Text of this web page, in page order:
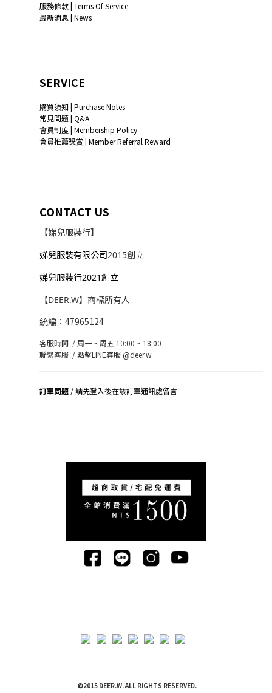
服務條款 | Terms Of Service
最新消息 | News
SERVICE
購買須知 | Purchase Notes
常見問題 | Q&A
會員制度 | Membership Policy
會員推薦獎賞 | Member Referral Reward
CONTACT US
【娣兒服裝行】
娣兒服裝有限公司2015創立
娣兒服裝行2021創立
【DEER.W】商標所有人
統編：47965124
客服時間 / 周一 ~ 周五 10:00 ~ 18:00
聯繫客服 /點擊LINE客服 @deer.w
訂單問題 / 請先登入後在該訂單通訊處留言
©2015 DEER.W. ALL RIGHTS RESERVED.